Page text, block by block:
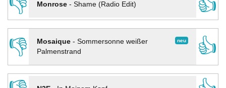
👎
Monrose- Shame (Radio Edit)
👍
👎
neu
Mosaique- Sommersonne weißer
Palmenstrand
👍